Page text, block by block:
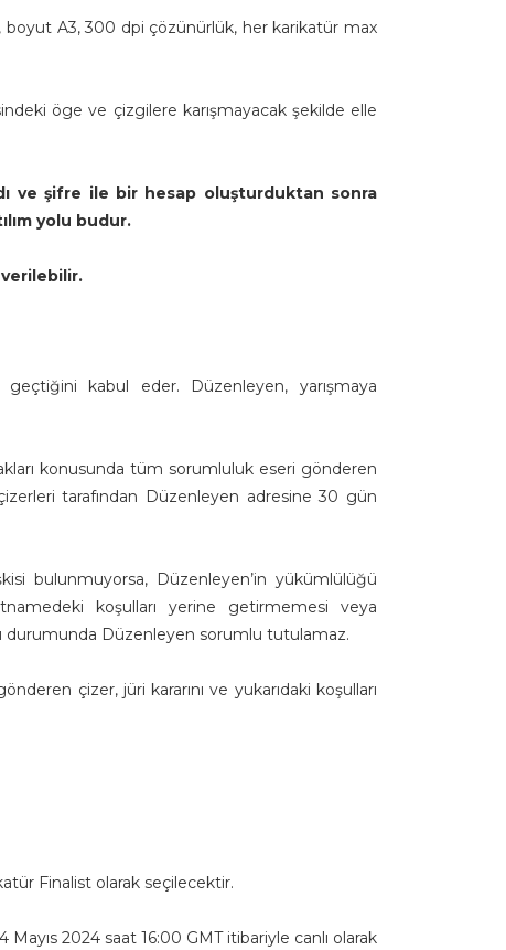
A3, 300 dpi çözünürlük, her karikatür max
öge ve çizgilere karışmayacak şekilde elle
ve şifre ile bir hesap oluşturduktan sonra
yolu budur.
geçtiğini kabul eder. Düzenleyen, yarışmaya
konusunda tüm sorumluluk eseri gönderen
tarafından Düzenleyen adresine 30 gün
bulunmuyorsa, Düzenleyen’in yükümlülüğü
koşulları yerine getirmemesi veya
durumunda Düzenleyen sorumlu tutulamaz.
çizer, jüri kararını ve yukarıdaki koşulları
Finalist olarak seçilecektir.
2024 saat 16:00 GMT itibariyle canlı olarak